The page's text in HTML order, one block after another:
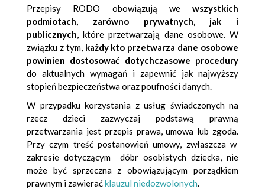
Przepisy RODO obowiązują wewszystkich
podmiotach, zarówno prywatnych, jak i
publicznych , które przetwarzają dane osobowe. W
związku z tym, każdy kto przetwarza dane osobowe
powinien dostosować dotychczasowe procedury
do aktualnych wymagań i zapewnić jak najwyższy
stopień bezpieczeństwa oraz poufności danych.
W przypadku korzystania z usług świadczonych na
rzecz dzieci zazwyczaj podstawą prawną
przetwarzania jest przepis prawa, umowa lub zgoda.
Przy czym treść postanowień umowy, zwłaszcza w
zakresie dotyczącym dóbr osobistych dziecka, nie
może być sprzeczna z obowiązującym porządkiem
prawnym i zawieraćklauzul niedozwolonych